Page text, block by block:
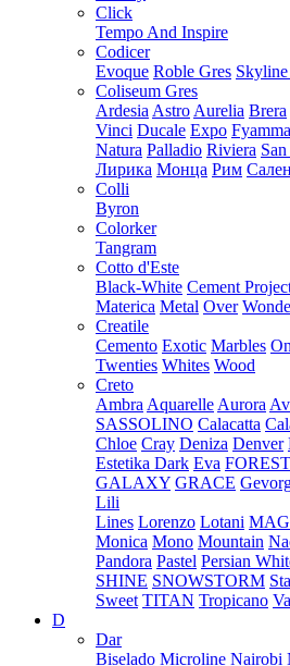
Click
Tempo And Inspire
Codicer
Evoque Roble Gres
Coliseum Gres
Ardesia Astro Aurelia Brera
Vinci Ducale Expo Fyamma
Natura Palladio Riviera
Лирика Монца Рим
Colli
Byron
Colorker
Tangram
Cotto d'Este
Black-White Cement
Materica Metal Over
Creatile
Cemento Exotic Marbles
Twenties Whites Wood
Creto
Ambra Aquarelle Aurora
SASSOLINO Calacatta
Chloe Cray Deniza Denver
Estetika Dark Eva FOREST
GALAXY GRACE
Lili
Lines Lorenzo Lotani
Monica Mono Mountain
Pandora Pastel Persian
SHINE SNOWSTORM
Sweet TITAN Tropicano
D
Dar
Biselado Microline Nairobi